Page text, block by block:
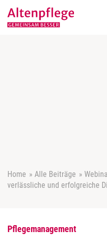
Home » Alle Beiträge »
verlässliche und erfolgreiche
Pflegemanagement